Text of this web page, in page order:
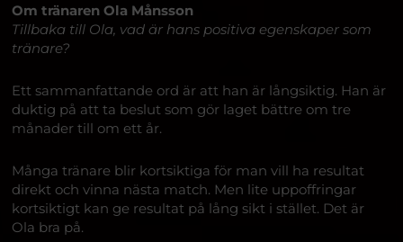
Om tränaren Ola Månsson
Tillbaka till Ola, vad är hans positiva egenskaper som
tränare?
Ett sammanfattande ord är att han är långsiktig. Han är
duktig på att ta beslut som gör laget bättre om tre
månader till om ett år.
Många tränare blir kortsiktiga för man vill ha resultat
direkt och vinna nästa match. Men lite uppoffringar
kortsiktigt kan ge resultat på lång sikt i stället. Det är
Ola bra på.